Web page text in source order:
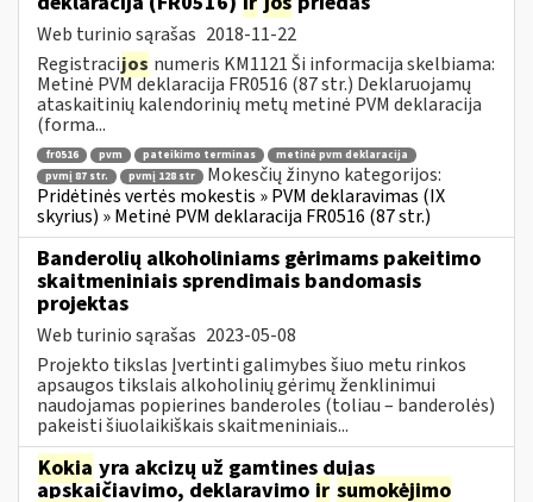
Web turinio sąrašas 2018-11-22
Registracijos numeris KM1121 Ši informacija skelbiama:
Metinė PVM deklaracija FR0516 (87 str.) Deklaruojamų
ataskaitinių kalendorinių metų metinė PVM deklaracija
(forma...
fr0516 pvm pateikimo terminas
metinė pvm deklaracija
pvmį 87 str.
pvmį 128 str
Mokesčių žinyno kategorijos:
Pridėtinės vertės mokestis » PVM deklaravimas (IX
skyrius) » Metinė PVM deklaracija FR0516 (87 str.)
Banderolių alkoholiniams gėrimams pakeitimo
skaitmeniniais sprendimais bandomasis
projektas
Web turinio sąrašas 2023-05-08
Projekto tikslas Įvertinti galimybes šiuo metu rinkos
apsaugos tikslais alkoholinių gėrimų ženklinimui
naudojamas popierines banderoles (toliau – banderolės)
pakeisti šiuolaikiškais skaitmeniniais...
Kokia yra akcizų už gamtines dujas
apskaičiavimo, deklaravimo ir sumokėjimo